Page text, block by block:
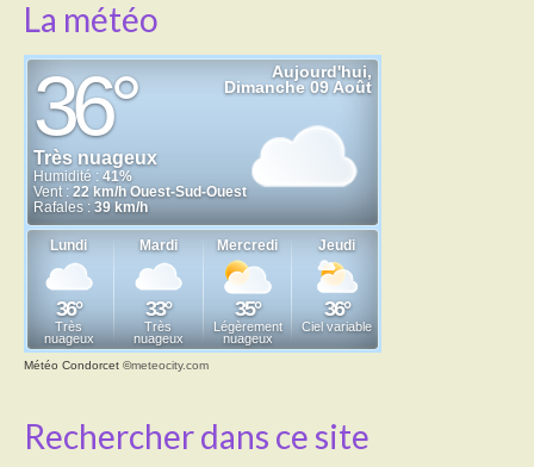
La météo
Météo Condorcet ©meteocity.com
Rechercher dans ce site